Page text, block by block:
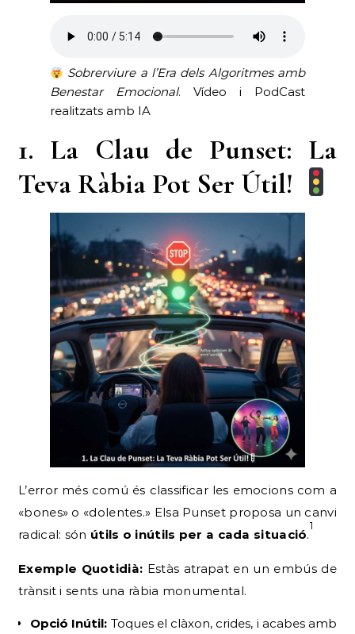
Sobrerviure a l’Era dels Algoritmes amb
Benestar Emocional. Vídeo i PodCast
realitzats amb IA
1. La Clau de Punset: La
Teva Ràbia Pot Ser Útil!
L’error més comú és classificar les emocions com a
«bones» o «dolentes.» Elsa Punset proposa un canvi
radical: són útils o inútils per a cada situació.
1
Exemple Quotidià: Estàs atrapat en un embús de
trànsit i sents una ràbia monumental.
Opció Inútil: Toques el clàxon, crides, i acabes amb